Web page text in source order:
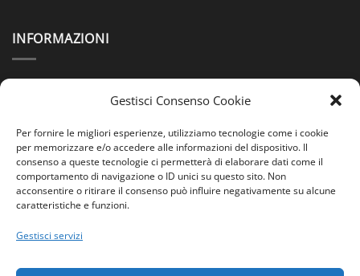
Gestisci Consenso Cookie
Per fornire le migliori esperienze, utilizziamo tecnologie come i cookie
per memorizzare e/o accedere alle informazioni del dispositivo. Il
consenso a queste tecnologie ci permetterà di elaborare dati come il
comportamento di navigazione o ID unici su questo sito. Non
acconsentire o ritirare il consenso può influire negativamente su alcune
caratteristiche e funzioni.
Gestisci servizi
INFORMAZIONI
Spedizioni & Pagamenti
Condizioni di Vendita
Cookie Policy (UE)
Privacy Policy (UE)